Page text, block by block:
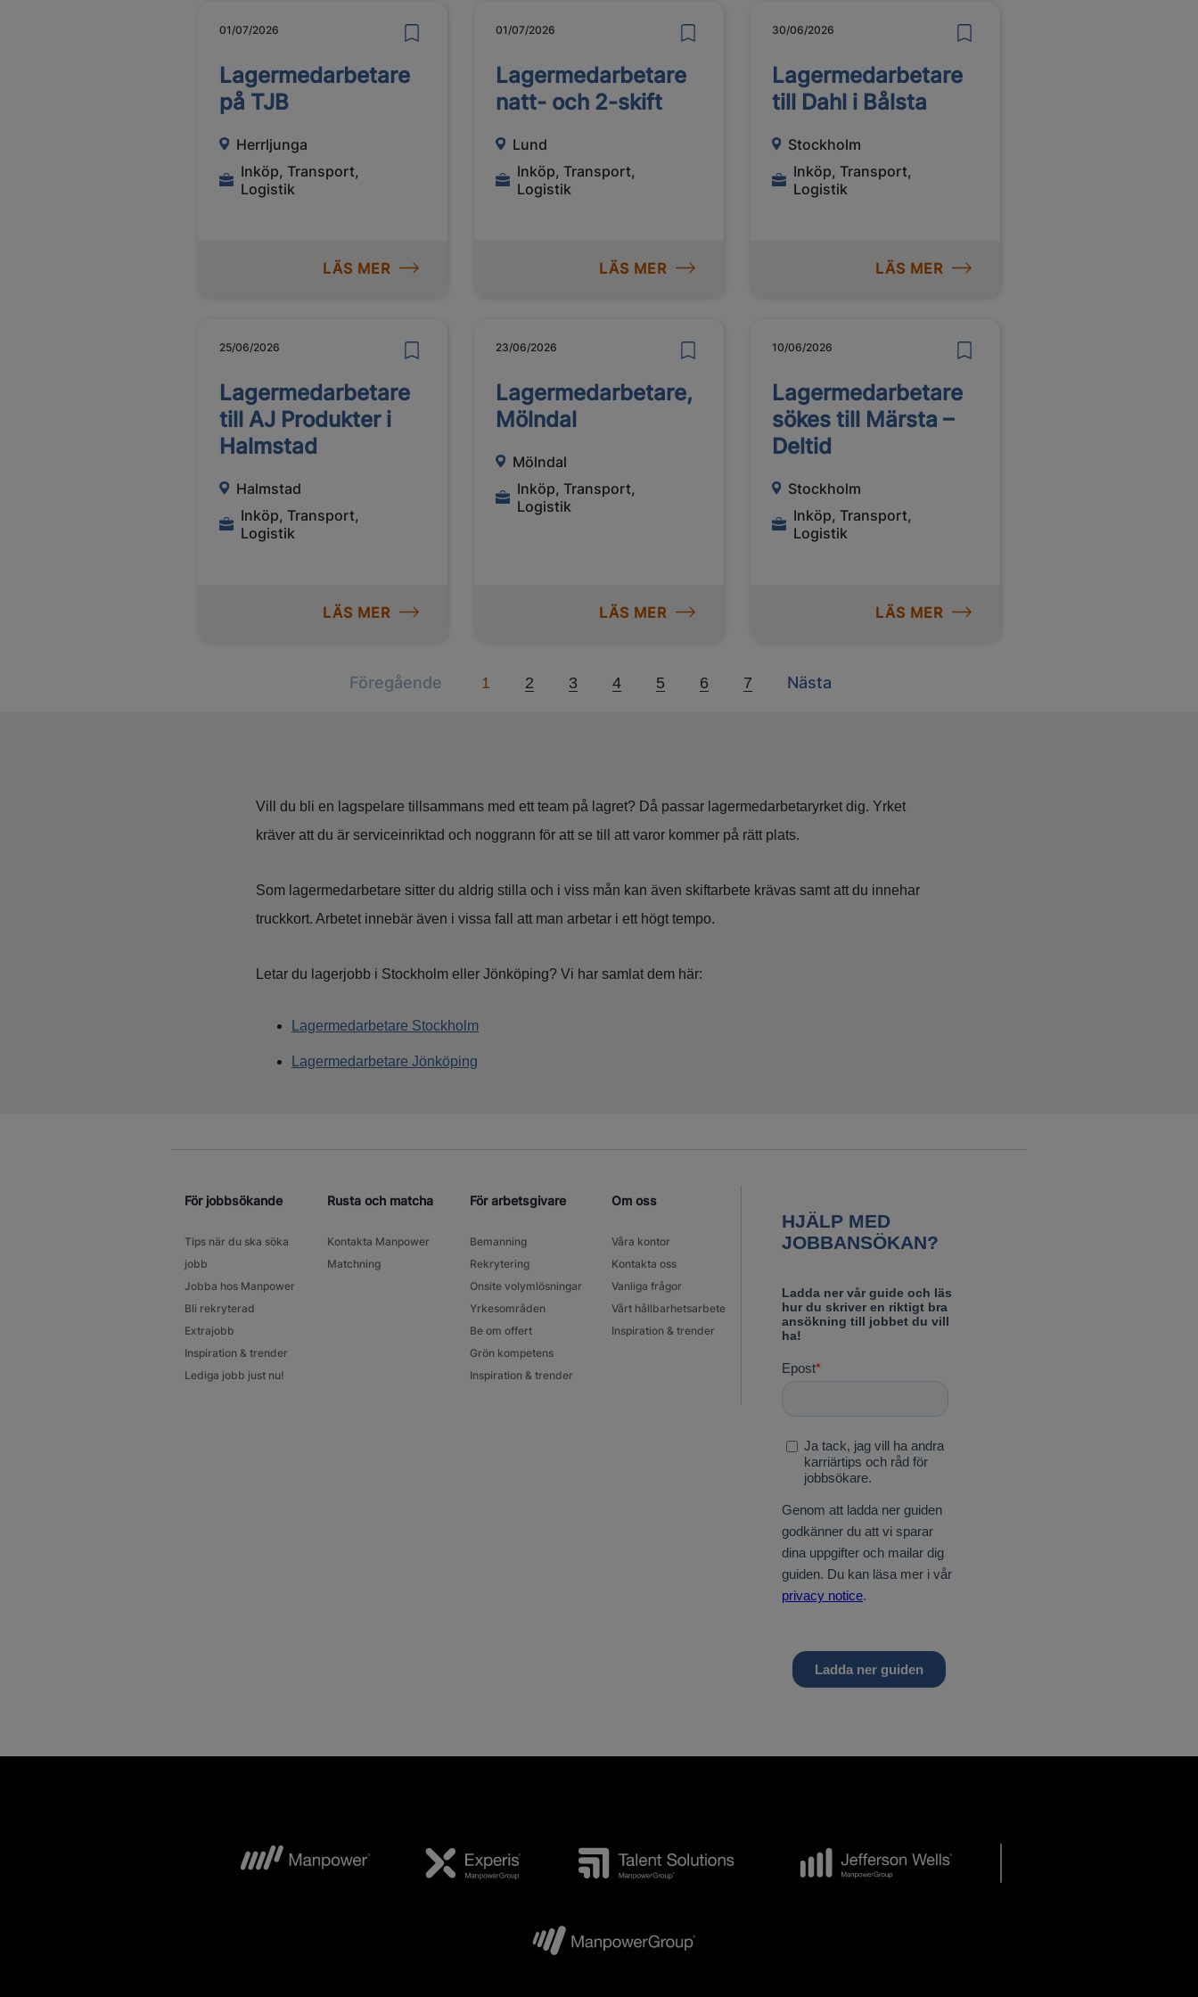
01/07/2026
Lagermedarbetare
på TJB
Herrljunga
Inköp, Transport,
Logistik
LÄS MER
01/07/2026
Lagermedarbetare
natt- och 2-skift
Lund
Inköp, Transport,
Logistik
LÄS MER
30/06/2026
Lagermedarbetare
till Dahl i Bålsta
Stockholm
Inköp, Transport,
Logistik
LÄS MER
25/06/2026
Lagermedarbetare
till AJ Produkter i
Halmstad
Halmstad
Inköp, Transport,
Logistik
LÄS MER
23/06/2026
Lagermedarbetare,
Mölndal
Mölndal
Inköp, Transport,
Logistik
LÄS MER
10/06/2026
Lagermedarbetare
sökes till Märsta –
Deltid
Stockholm
Inköp, Transport,
Logistik
LÄS MER
Föregående Previous
1 2 3 4 5 6 7 Nästa
Next
Vill du bli en lagspelare tillsammans med ett team på lagret? Då passar lagermedarbetaryrket dig. Yrket
kräver att du är serviceinriktad och noggrann för att se till att varor kommer på rätt plats.
Som lagermedarbetare sitter du aldrig stilla och i viss mån kan även skiftarbete krävas samt att du innehar
truckkort. Arbetet innebär även i vissa fall att man arbetar i ett högt tempo.
Letar du lagerjobb i Stockholm eller Jönköping? Vi har samlat dem här:
Lagermedarbetare Stockholm
Lagermedarbetare Jönköping
För jobbsökande
Tips när du ska söka
jobb
Jobba hos Manpower
Bli rekryterad
Extrajobb
Inspiration & trender
Lediga jobb just nu!
Rusta och matcha
Kontakta Manpower
Matchning
För arbetsgivare
Bemanning
Rekrytering
Onsite volymlösningar
Yrkesområden
Be om offert
Grön kompetens
Inspiration & trender
Om oss
Våra kontor
Kontakta oss
Vanliga frågor
Vårt hållbarhetsarbete
Inspiration & trender